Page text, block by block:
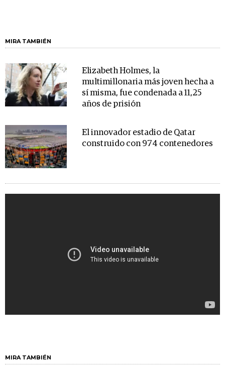
MIRA TAMBIÉN
Elizabeth Holmes, la
multimillonaria más joven hecha a
sí misma, fue condenada a 11,25
años de prisión
El innovador estadio de Qatar
construido con 974 contenedores
MIRA TAMBIÉN